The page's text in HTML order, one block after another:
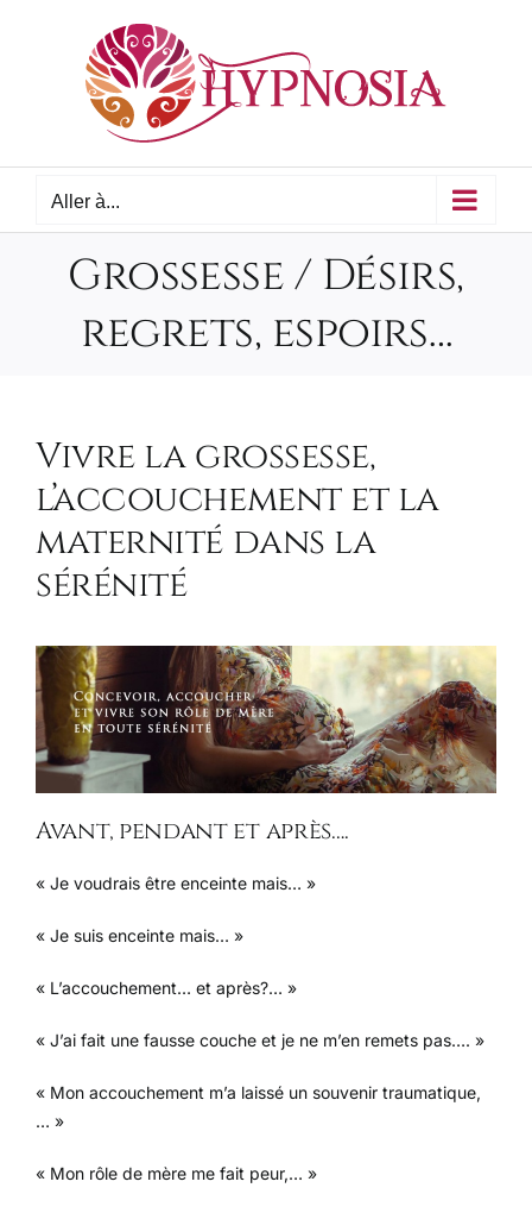
Aller à...
Grossesse / Désirs,
regrets, espoirs…
Vivre la grossesse,
l’accouchement et la
maternité dans la
sérénité
Avant, pendant et après….
« Je voudrais être enceinte mais… »
« Je suis enceinte mais… »
« L’accouchement… et après?… »
« J’ai fait une fausse couche et je ne m’en remets pas…. »
« Mon accouchement m’a laissé un souvenir traumatique,
… »
« Mon rôle de mère me fait peur,… »